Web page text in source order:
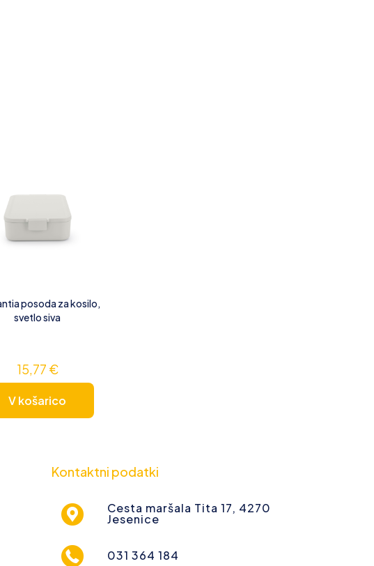
posoda za kosilo,
svetlo siva
15,77 €
V košarico
Kontaktni podatki
Cesta maršala Tita 17, 4270
Jesenice
031 364 184